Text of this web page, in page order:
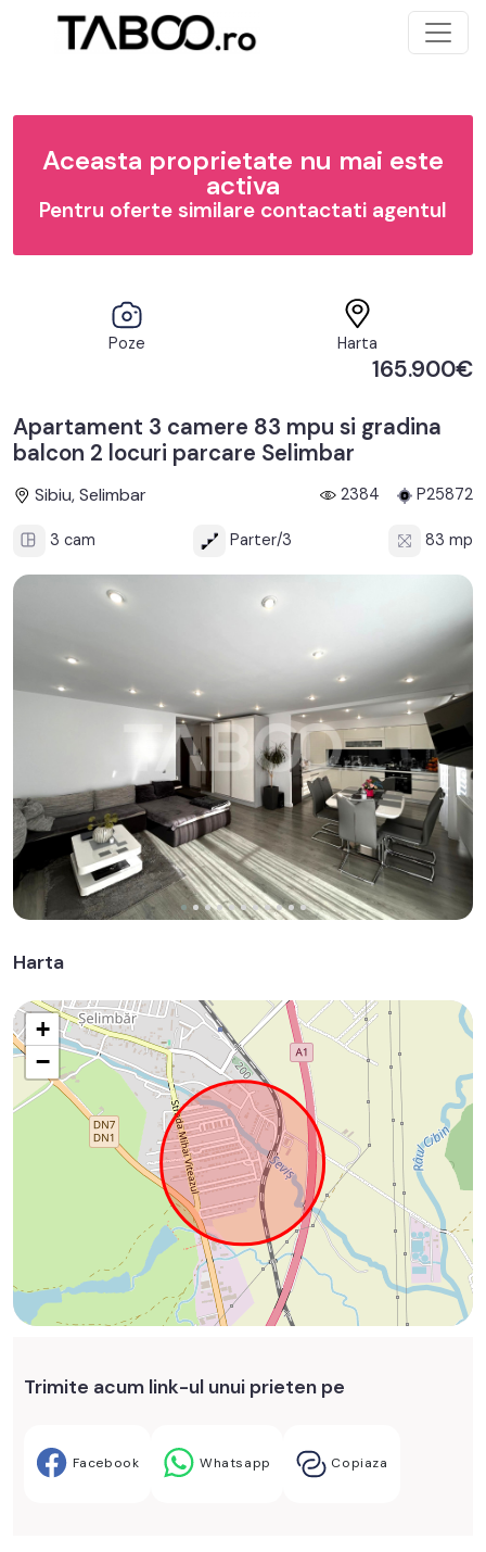
Aceasta proprietate nu mai este
activa
Pentru oferte similare contactati agentul
Poze Harta
165.900€
Apartament 3 camere 83 mpu si gradina
balcon 2 locuri parcare Selimbar
Sibiu, Selimbar 2384 P25872
3 cam Parter/3 83 mp
Harta
+
−
Trimite acum link-ul unui prieten pe
Facebook Whatsapp Copiaza